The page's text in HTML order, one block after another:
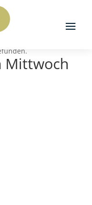
Mittwoch